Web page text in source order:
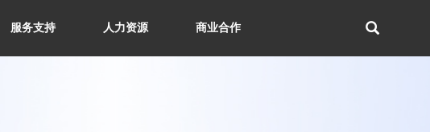
服务支持 人力资源 商业合作